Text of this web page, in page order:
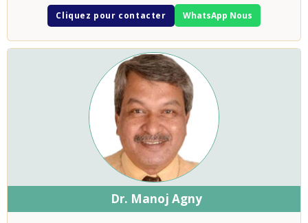
Cliquez pour contacter WhatsApp Nous
Dr. Manoj Agny